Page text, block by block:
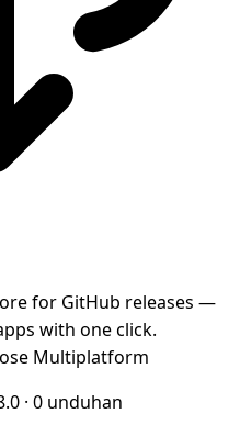
for GitHub releases —
with one click.
Multiplatform
· 0 unduhan